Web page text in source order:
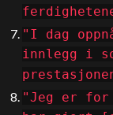
"I dag
innlegg i
"Jeg er for